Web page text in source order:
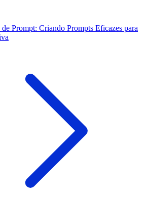
Prompt: Criando Prompts Eficazes para